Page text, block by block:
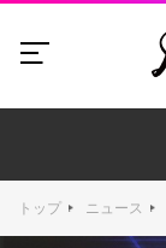
トップ ニュース